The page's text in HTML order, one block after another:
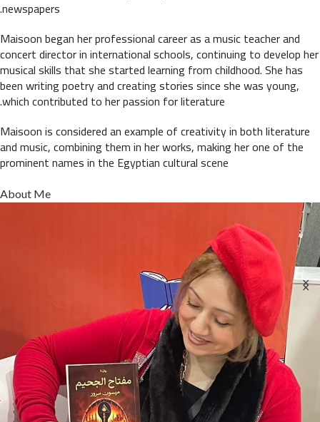
newspapers.
Maisoon began her professional career as a music teacher and
concert director in international schools, continuing to develop her
musical skills that she started learning from childhood. She has
been writing poetry and creating stories since she was young,
which contributed to her passion for literature.
Maisoon is considered an example of creativity in both literature
and music, combining them in her works, making her one of the
prominent names in the Egyptian cultural scene
About Me